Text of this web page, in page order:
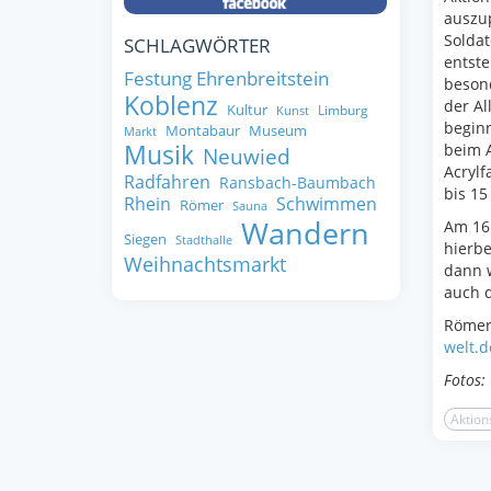
der
beim
bis
Am
dann
auch
Fotos:
SCHLAGWÖRTER
Festung Ehrenbreitstein
Koblenz Kultur Kunst Limburg
Markt Montabaur Museum
Musik Neuwied
Radfahren Ransbach-Baumbach
Rhein Römer Sauna Schwimmen
Siegen Stadthalle Wandern
Weihnachtsmarkt